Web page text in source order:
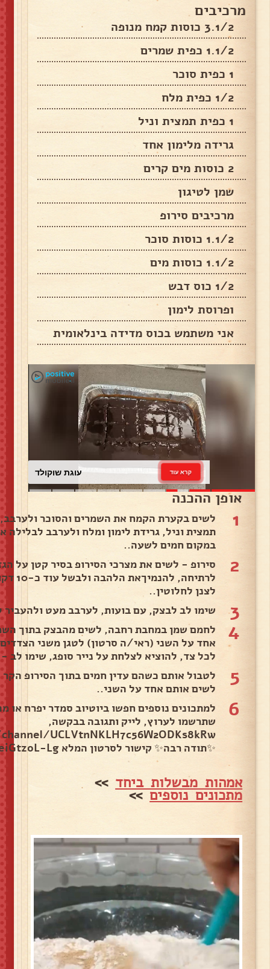
מרכיבים
3.1/2 כוסות קמח מנופה
1.1/2 כפית שמרים
1 כפית סוכר
1/2 כפית מלח
1 כפית תמצית וניל
גרידה מלימון אחד
2 כוסות מים קרים
שמן לטיגון
מרכיבים סירופ
1.1/2 כוסות סוכר
1.1/2 כוסות מים
1/2 כוס דבש
ופרוסת לימון
אני משתמש בכוס מדידה בינלאומית
סלט תירס קרא עוד
אופן ההכנה
1
לשים בקערת הקמח את השמרים והסוכר
תמצית וניל, גרידת לימון ומלח ולערבב
במקום חמים לשעה..
2
סירופ - לשים את מצרכי הסירופ בסיר קטן על
לצנן לחלוטין..
3 שימו לב לבצק, עם בועות, לערבב מעט
4
לחמם שמן במחבת רחבה, לשים מהבצק בתוך השמן
אחד על השני (ראי/ה סרטון) לטגן משני
לכל צד, להוציא לצלחת על נייר סופג, שימו
5
לטבול אותם כשהם עדין חמים בתוך הסירופ
לשים אותם אחד על השני..
6
למתכונים נוספים חפשו ביוטיוב סמדר יפרח
שתרשמו לערוץ, לייק ותגובה בבקשה,
UCLVtnNKLH7c56W2ODKs8kRw
✨תודה רבה✨ קישור לסרטון המלא https://youtu.be/5eiGtzoL-Lg.
אמהות מבשלות ביחד >>
מתכונים נוספים>>